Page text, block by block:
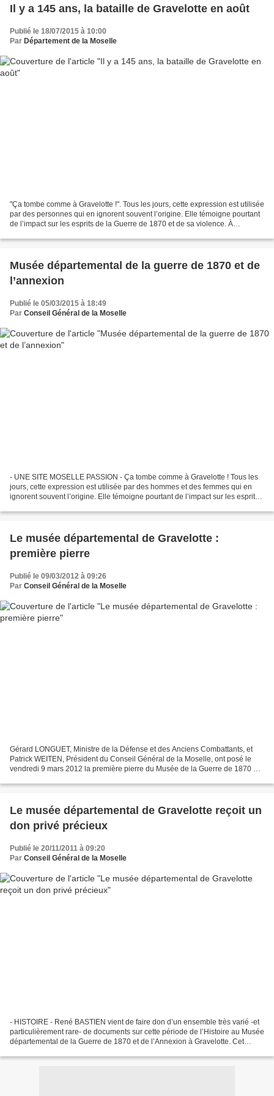
Il y a 145 ans, la bataille de Gravelotte en août
Publié le 18/07/2015 à 10:00
Par Département de la Moselle
"Ça tombe comme à Gravelotte !". Tous les jours, cette expression est utilisée
par des personnes qui en ignorent souvent l’origine. Elle témoigne pourtant
de l’impact sur les esprits de la Guerre de 1870 et de sa violence. À
Musée départemental de la guerre de 1870 et de
l’annexion
Publié le 05/03/2015 à 18:49
Par Conseil Général de la Moselle
- UNE SITE MOSELLE PASSION - Ça tombe comme à Gravelotte ! Tous les
jours, cette expression est utilisée par des hommes et des femmes qui en
ignorent souvent l’origine. Elle témoigne pourtant de l’impact sur les esprits
Le musée départemental de Gravelotte :
première pierre
Publié le 09/03/2012 à 09:26
Par Conseil Général de la Moselle
Gérard LONGUET, Ministre de la Défense et des Anciens Combattants, et
Patrick WEITEN, Président du Conseil Général de la Moselle, ont posé le
vendredi 9 mars 2012 la première pierre du Musée de la Guerre de 1870 et
Le musée départemental de Gravelotte reçoit un
don privé précieux
Publié le 20/11/2011 à 09:20
Par Conseil Général de la Moselle
- HISTOIRE - René BASTIEN vient de faire don d’un ensemble très varié -et
particulièrement rare- de documents sur cette période de l’Histoire au Musée
départemental de la Guerre de 1870 et de l’Annexion à Gravelotte. Cet